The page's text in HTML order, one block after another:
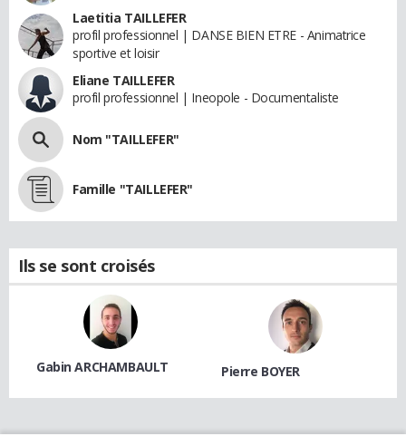
Laetitia TAILLEFER
profil professionnel | DANSE BIEN ETRE - Animatrice
sportive et loisir
Eliane TAILLEFER
profil professionnel | Ineopole - Documentaliste
Nom "TAILLEFER"
Famille "TAILLEFER"
Ils se sont croisés
Gabin ARCHAMBAULT Pierre BOYER